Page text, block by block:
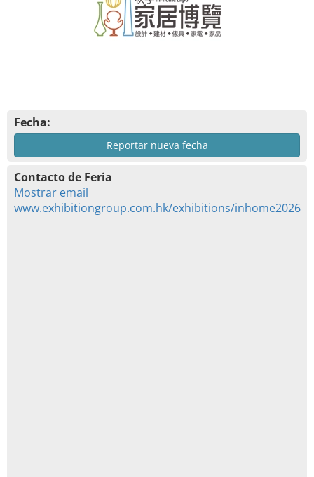
Fecha:
Reportar nueva fecha
Contacto de Feria
Mostrar email
www.exhibitiongroup.com.hk/exhibitions/inhome2026